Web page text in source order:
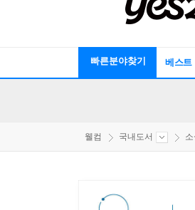
빠른분야찾기 베스트
웰컴 국내도서